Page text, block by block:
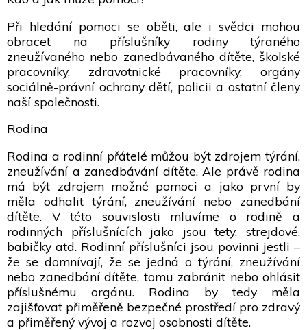
Při hledání pomoci se oběti, ale i svědci mohou
obracet na příslušníky rodiny týraného
zneužívaného nebo zanedbávaného dítěte, školské
pracovníky, zdravotnické pracovníky, orgány
sociálně-právní ochrany dětí, policii a ostatní členy
naší společnosti.
Rodina
Rodina a rodinní přátelé můžou být zdrojem týrání,
zneužívání a zanedbávání dítěte. Ale právě rodina
má být zdrojem možné pomoci a jako první by
měla odhalit týrání, zneužívání nebo zanedbání
dítěte. V této souvislosti mluvíme o rodině a
rodinných příslušnících jako jsou tety, strejdové,
babičky atd. Rodinní příslušníci jsou povinni jestli –
že se domnívají, že se jedná o týrání, zneužívání
nebo zanedbání dítěte, tomu zabránit nebo ohlásit
příslušnému orgánu. Rodina by tedy měla
zajišťovat přiměřeně bezpečné prostředí pro zdravý
a přiměřený vývoj a rozvoj osobnosti dítěte.